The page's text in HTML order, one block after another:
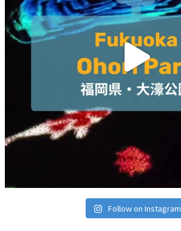
Follow on Instagram